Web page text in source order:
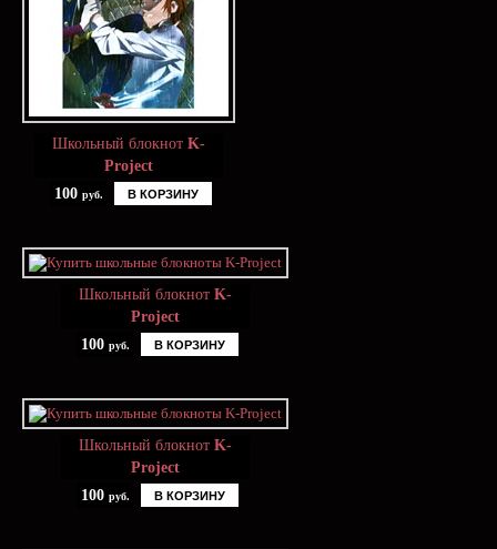
Школьный блокнот K-
Project
100 руб. В КОРЗИНУ
Школьный блокнот K-
Project
100 руб. В КОРЗИНУ
Школьный блокнот K-
Project
100 руб. В КОРЗИНУ